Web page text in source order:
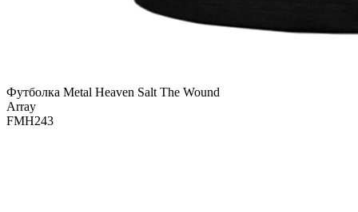
Футболка Metal Heaven Salt The Wound
Array
FMH243